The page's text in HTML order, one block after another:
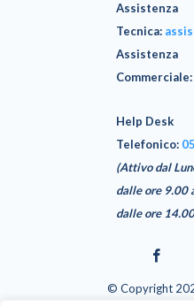
Assistenza
Tecnica:
Assistenza
Commerciale:
Help Desk
Telefonico:
(Attivo dal
dalle ore 9.00
dalle ore
© Copyright